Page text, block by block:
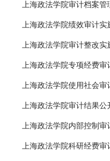
上海政法学院审计档案管
上海政法学院绩效审计实
上海政法学院审计整改实
上海政法学院专项经费审
上海政法学院使用社会审
上海政法学院审计结果公
上海政法学院内部控制审
上海政法学院科研经费审